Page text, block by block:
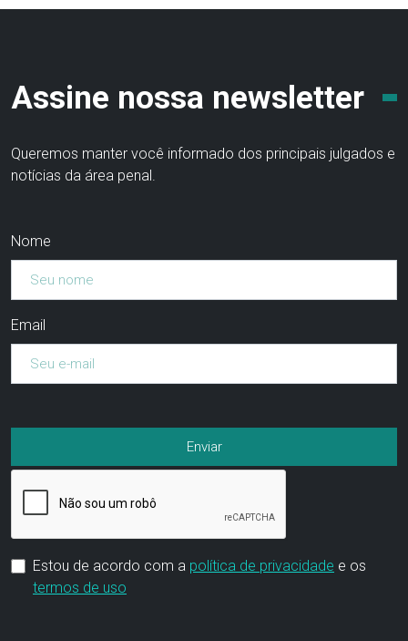
Assine nossa newsletter
Queremos manter você informado dos principais julgados e
notícias da área penal.
Nome
Email
Estou de acordo com a política de privacidade e os
termos de uso